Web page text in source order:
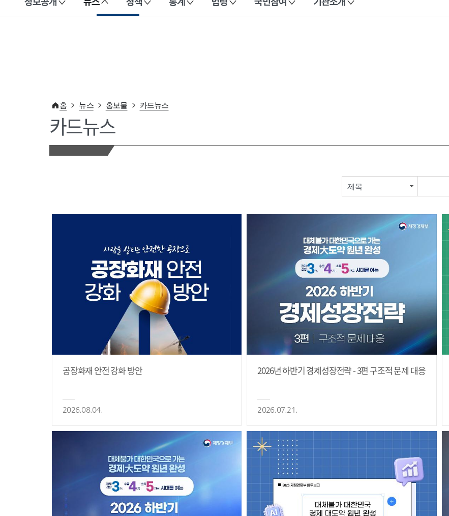
이 누리집은 대한민국 공식 전자정부 누리집입니다.
홈 뉴스 홍보물 카드뉴스
카드뉴스
제목
공장화재 안전 강화 방안
2026.08.04.
2026년 하반기 경제성장전략 - 3편 구조적 문제 대응
2026.07.21.